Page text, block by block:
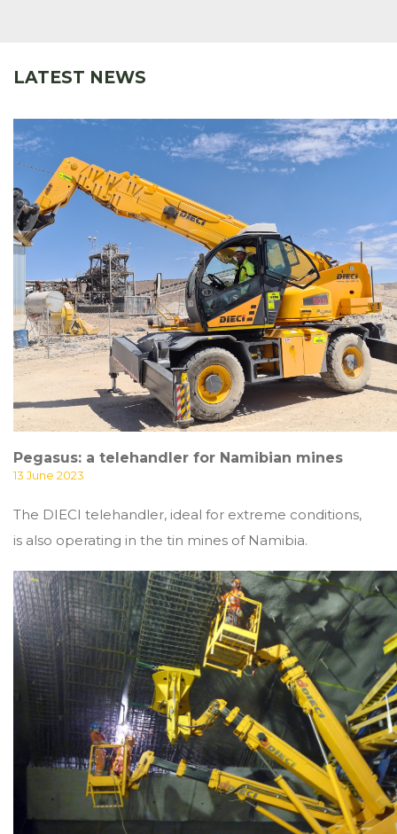
LATEST NEWS
Pegasus: a telehandler for Namibian mines
13 June 2023
The DIECI telehandler, ideal for extreme conditions,
is also operating in the tin mines of Namibia.